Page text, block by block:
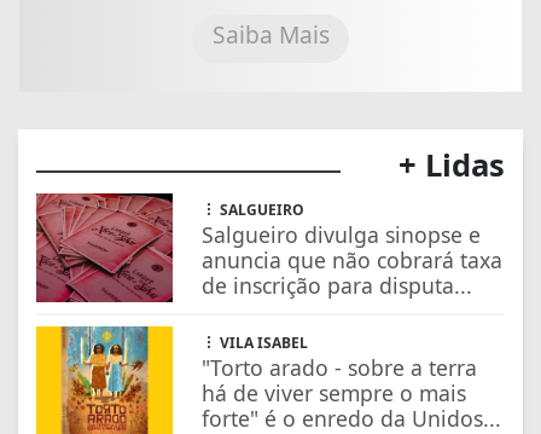
Saiba Mais
+ Lidas
SALGUEIRO
Salgueiro divulga sinopse e
anuncia que não cobrará taxa
de inscrição para disputa...
VILA ISABEL
"Torto arado - sobre a terra
há de viver sempre o mais
forte" é o enredo da Unidos...